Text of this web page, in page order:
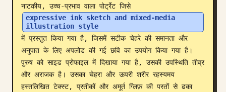
अपडेट
नाटकीय, उच्च-प्रभाव वाला पोर्ट्रेट जिसे
expressive ink sketch and mixed-media
illustration style
में प्रस्तुत किया गया है, जिसमें सटीक चेहरे की समानता और
अनुपात के लिए अपलोड की गई छवि का उपयोग किया गया है।
पुरुष को साइड प्रोफाइल में दिखाया गया है, उसकी उपस्थिति तीव्र
और अराजक है। उसका चेहरा और ऊपरी शरीर रहस्यमय
हस्तलिखित टेक्स्ट, प्रतीकों और अमूर्त ग्लिफ़ की परतों से ढका